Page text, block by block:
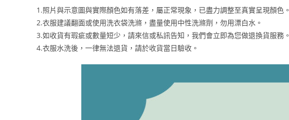
1.照片與示意圖與實際顏色如有落差，屬正常現象，已盡力調整至真實呈現顏色。
2.衣服建議翻面或使用洗衣袋洗滌，盡量使用中性洗滌劑，勿用漂白水。
3.如收貨有瑕疵或數量短少，請來信或私訊告知，我們會立即為您做退換貨服務。
4.衣服水洗後，一律無法退貨，請於收貨當日驗收。